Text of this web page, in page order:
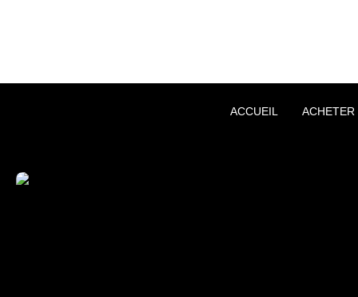
ACCUEIL ACHETER